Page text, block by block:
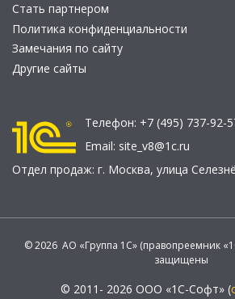
Стать партнером
Политика конфиденциальности
Замечания по сайту
Другие сайты
Телефон: +7 (495) 737-92-
Email: site_v8@1c.ru
Отдел продаж: г. Москва, улица
© 2026 АО «Группа 1С» (правопреемник
защищены
© 2011- 2026 ООО «1С-Софт» (